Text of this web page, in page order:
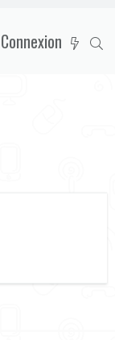
Connexion